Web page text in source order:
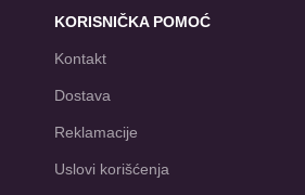
KORISNIČKA POMOĆ
Kontakt
Dostava
Reklamacije
Uslovi korišćenja